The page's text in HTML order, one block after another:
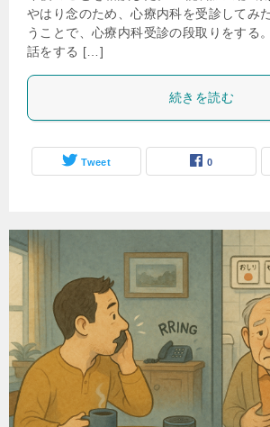
やはり念のため、心療内科を受診してみ
うことで、心療内科受診の段取りをす
話をする […]
続きを読む
Tweet 0